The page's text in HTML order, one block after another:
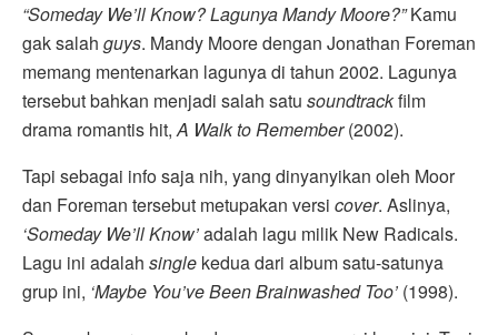
“Someday We’ll Know? Lagunya Mandy Moore?”Kamu
gak salah guys. Mandy Moore dengan Jonathan Foreman
memang mentenarkan lagunya di tahun 2002. Lagunya
tersebut bahkan menjadi salah satu soundtrackfilm
drama romantis hit,A Walk to Remember(2002).
Tapi sebagai info saja nih, yang dinyanyikan oleh Moor
dan Foreman tersebut metupakan versi cover. Aslinya,
‘Someday We’ll Know’adalah lagu milik New Radicals.
Lagu ini adalah single kedua dari album satu-satunya
grup ini, ‘Maybe You’ve Been Brainwashed Too’ (1998).